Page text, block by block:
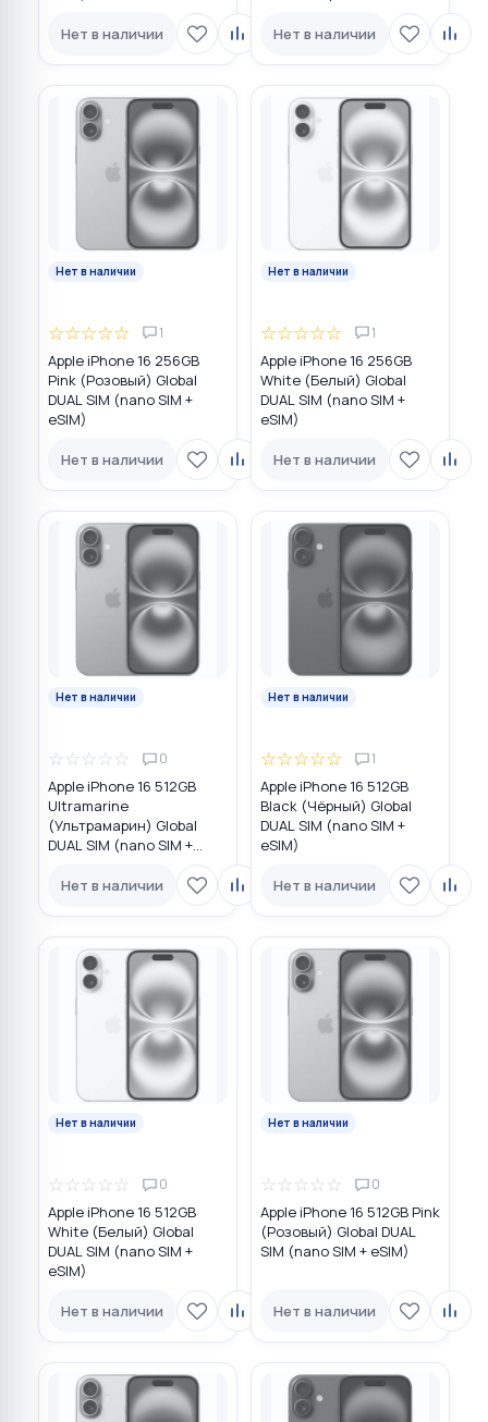
Нет в наличии
Нет в наличии
Нет в наличии
☆☆☆☆☆ 1
Apple iPhone 16 256GB
Pink (Розовый) Global
DUAL SIM (nano SIM +
eSIM)
Нет в наличии
Нет в наличии
☆☆☆☆☆ 1
Apple iPhone 16 256GB
White (Белый) Global
DUAL SIM (nano SIM +
eSIM)
Нет в наличии
Нет в наличии
☆☆☆☆☆ 0
Apple iPhone 16 512GB
Ultramarine
(Ультрамарин) Global
DUAL SIM (nano SIM +
Нет в наличии
Нет в наличии
☆☆☆☆☆ 1
Apple iPhone 16 512GB
Black (Чёрный) Global
DUAL SIM (nano SIM +
eSIM)
Нет в наличии
Нет в наличии
☆☆☆☆☆ 0
Apple iPhone 16 512GB
White (Белый) Global
DUAL SIM (nano SIM +
eSIM)
Нет в наличии
Нет в наличии
☆☆☆☆☆ 0
Apple iPhone 16 512GB Pink
(Розовый) Global DUAL
SIM (nano SIM + eSIM)
Нет в наличии